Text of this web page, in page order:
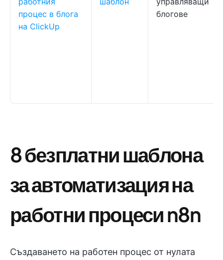
процес в блога
на ClickUp
блогове
8 безплатни шаблона
за автоматизация на
работни процеси n8n
Създаването на работен процес от нулата